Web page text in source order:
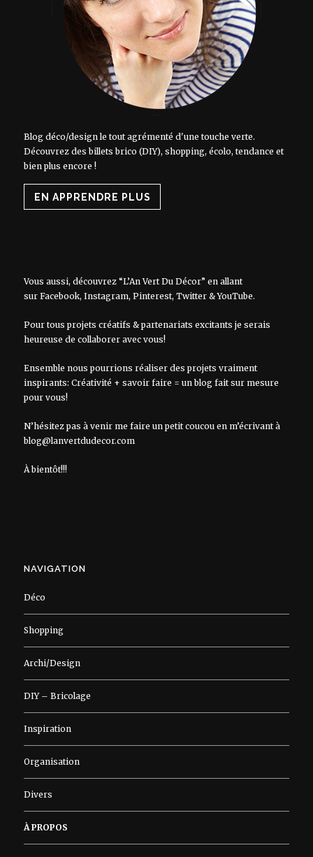
Blog déco/design le tout agrémenté d'une touche verte.
Découvrez des billets brico (DIY), shopping, écolo, tendance et
bien plus encore !
EN APPRENDRE PLUS
Vous aussi, découvrez “L’An Vert Du Décor” en allant
sur Facebook, Instagram, Pinterest, Twitter&YouTube.
Pour tous projets créatifs & partenariats excitants je serais
heureuse de collaborer avec vous!
Ensemble nous pourrions réaliser des projets vraiment
inspirants: Créativité + savoir faire = un blog fait sur mesure
pour vous!
N’hésitez pas à venir me faire un petit coucou en m’écrivant à
blog@lanvertdudecor.com
À bientôt!!!
NAVIGATION
Déco
Shopping
Archi/Design
DIY – Bricolage
Inspiration
Organisation
Divers
À PROPOS